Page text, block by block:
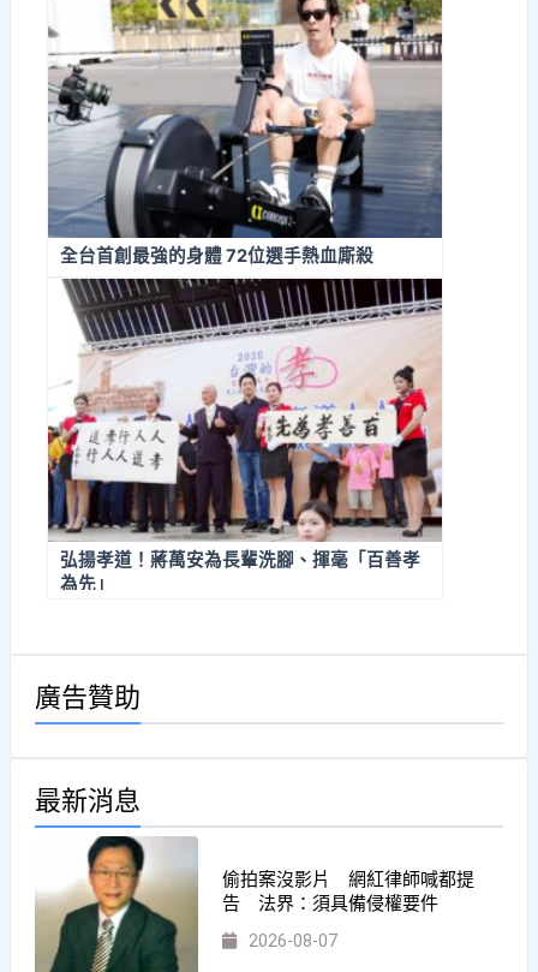
全台首創最強的身體 72位選手熱血廝殺
弘揚孝道！蔣萬安為長輩洗腳、揮毫「百善孝
為先」
廣告贊助
最新消息
偷拍案沒影片 網紅律師喊都提
告 法界：須具備侵權要件
2026-08-07